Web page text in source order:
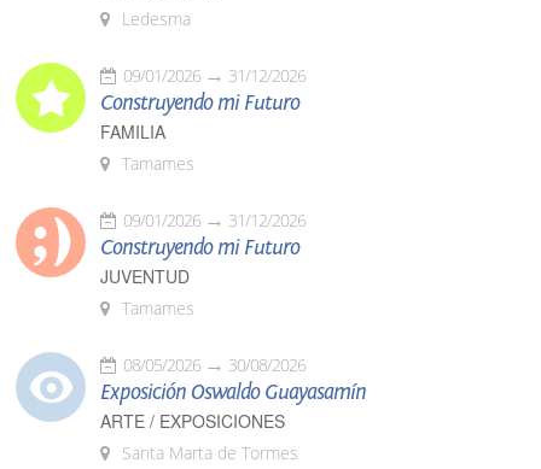
Ledesma
09/01/2026 31/12/2026
Construyendo mi Futuro
FAMILIA
Tamames
09/01/2026 31/12/2026
Construyendo mi Futuro
JUVENTUD
Tamames
08/05/2026 30/08/2026
Exposición Oswaldo Guayasamín
ARTE / EXPOSICIONES
Santa Marta de Tormes